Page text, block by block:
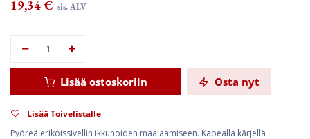
19,34€ sis. ALV
Lisää ostoskoriin Osta nyt
Lisää Toivelistalle
Pyöreä erikoissivellin ikkunoiden maalaamiseen. Kapealla kärjellä